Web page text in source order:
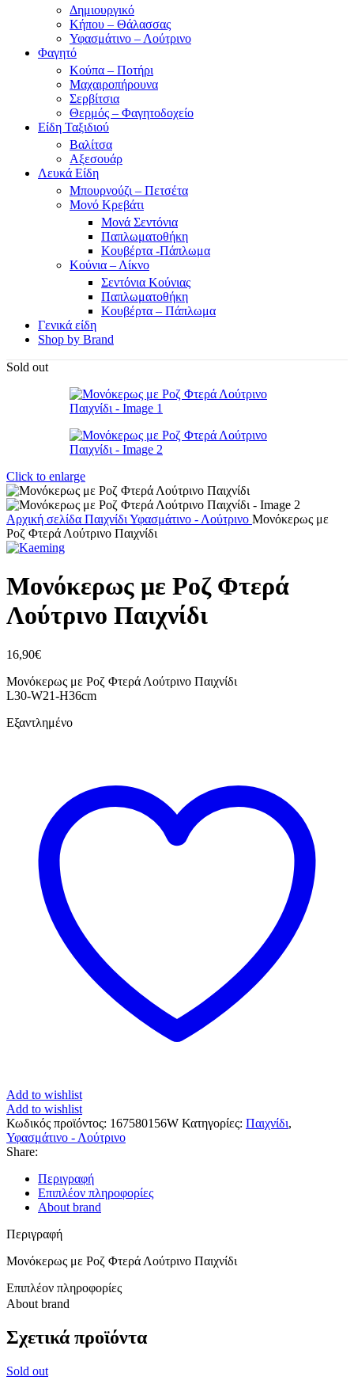
Δημιουργικό
Κήπου – Θάλασσας
Υφασμάτινο – Λούτρινο
Φαγητό
Κούπα – Ποτήρι
Μαχαιροπήρουνα
Σερβίτσια
Θερμός – Φαγητοδοχείο
Είδη Ταξιδιού
Βαλίτσα
Αξεσουάρ
Λευκά Είδη
Μπουρνούζι – Πετσέτα
Μονό Κρεβάτι
Μονά Σεντόνια
Παπλωματοθήκη
Κουβέρτα -Πάπλωμα
Κούνια – Λίκνο
Σεντόνια Κούνιας
Παπλωματοθήκη
Κουβέρτα – Πάπλωμα
Γενικά είδη
Shop by Brand
Sold out
Click to enlarge
Αρχική σελίδα Παιχνίδι Υφασμάτινο - Λούτρινο Μονόκερως με
Ροζ Φτερά Λούτρινο Παιχνίδι
Μονόκερως με Ροζ Φτερά
Λούτρινο Παιχνίδι
16,90€
Μονόκερως με Ροζ Φτερά Λούτρινο Παιχνίδι
L30-W21-H36cm
Εξαντλημένο
Add to wishlist
Add to wishlist
Κωδικός προϊόντος: 167580156W Κατηγορίες: Παιχνίδι,
Υφασμάτινο - Λούτρινο
Share:
Περιγραφή
Επιπλέον πληροφορίες
About brand
Περιγραφή
Μονόκερως με Ροζ Φτερά Λούτρινο Παιχνίδι
Επιπλέον πληροφορίες
About brand
Σχετικά προϊόντα
Sold out